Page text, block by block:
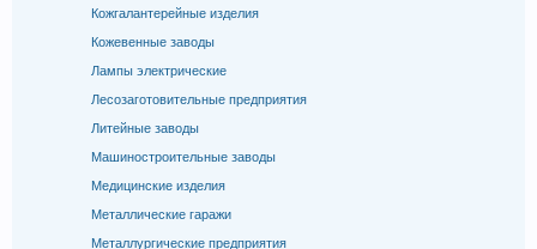
Кожгалантерейные изделия
Кожевенные заводы
Лампы электрические
Лесозаготовительные предприятия
Литейные заводы
Машиностроительные заводы
Медицинские изделия
Металлические гаражи
Металлургические предприятия